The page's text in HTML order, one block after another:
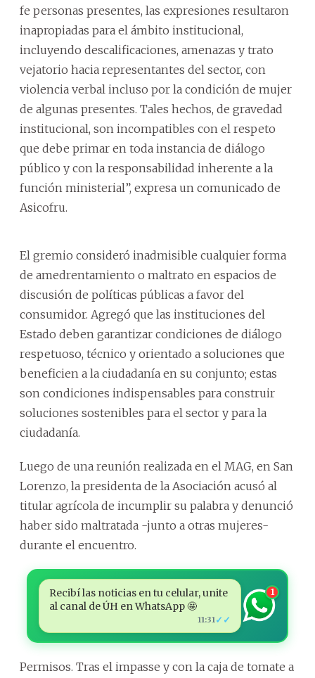
fe personas presentes, las expresiones resultaron
inapropiadas para el ámbito institucional,
incluyendo descalificaciones, amenazas y trato
vejatorio hacia representantes del sector, con
violencia verbal incluso por la condición de mujer
de algunas presentes. Tales hechos, de gravedad
institucional, son incompatibles con el respeto
que debe primar en toda instancia de diálogo
público y con la responsabilidad inherente a la
función ministerial”, expresa un comunicado de
Asicofru.
El gremio consideró inadmisible cualquier forma
de amedrentamiento o maltrato en espacios de
discusión de políticas públicas a favor del
consumidor. Agregó que las instituciones del
Estado deben garantizar condiciones de diálogo
respetuoso, técnico y orientado a soluciones que
beneficien a la ciudadanía en su conjunto; estas
son condiciones indispensables para construir
soluciones sostenibles para el sector y para la
ciudadanía.
Luego de una reunión realizada en el MAG, en San
Lorenzo, la presidenta de la Asociación acusó al
titular agrícola de incumplir su palabra y denunció
haber sido maltratada -junto a otras mujeres-
durante el encuentro.
Recibí las noticias en tu celular, unite
al canal de ÚH en WhatsApp 🤩
11:31 ✓✓
1
Permisos. Tras el impasse y con la caja de tomate a